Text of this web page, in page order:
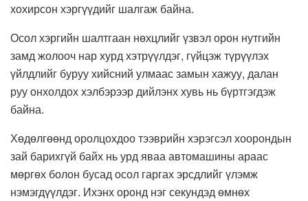
хохирсон хэргүүдийг шалгаж байна.
Осол хэргийн шалтгаан нөхцлийг үзвэл орон нутгийн
замд жолооч нар хурд хэтрүүлдэг, гүйцэж түрүүлэх
үйлдлийг буруу хийсний улмаас замын хажуу, далан
руу онхолдох хэлбэрээр дийлэнх хувь нь бүртгэгдэж
байна.
Хөдөлгөөнд оролцохдоо тээврийн хэрэгсэл хоорондын
зай барихгүй байх нь урд яваа автомашины араас
мөргөх болон бусад осол гаргах эрсдлийг үлэмж
нэмэгдүүлдэг. Ихэнх оронд нэг секундэд өмнөх